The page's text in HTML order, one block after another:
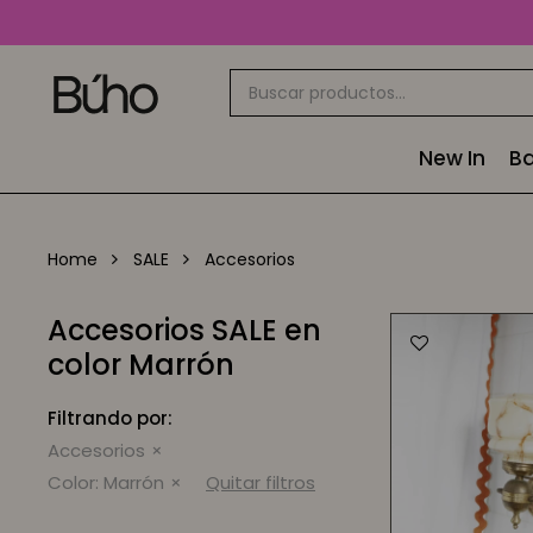
New In
Home SALE Accesorios
Accesorios SALE en
color Marrón
Filtrando por:
Accesorios
Color: Marrón Quitar filtros